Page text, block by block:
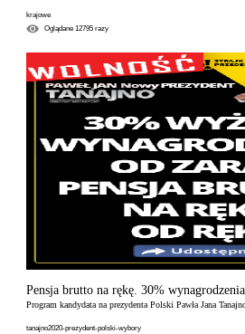
krajowe
Oglądane12795 razy
Pensja brutto na rękę. 30%
Program kandydata na prezydenta Polski Pawła Jana
tanajno2020-prezydent-polski-wybory